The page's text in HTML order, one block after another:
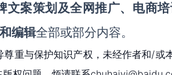
文案策划及全网推广、电商培
编辑全部或部分内容。
重与保护知识产权，未经作者和/或